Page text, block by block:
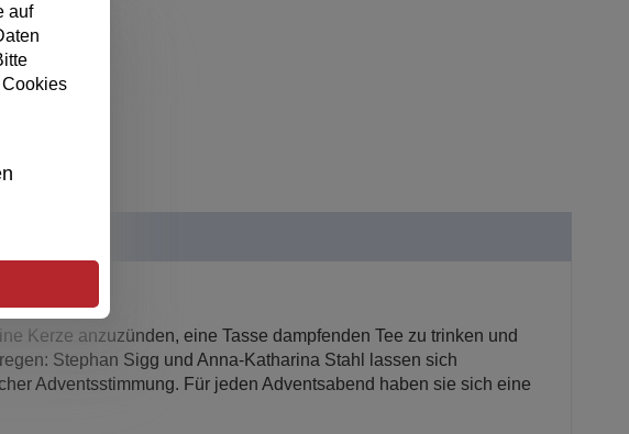
Kerze anzuzünden, eine Tasse dampfenden Tee zu trinken und
Stephan Sigg und Anna-Katharina Stahl lassen sich
Adventsstimmung. Für jeden Adventsabend haben sie sich eine
auf